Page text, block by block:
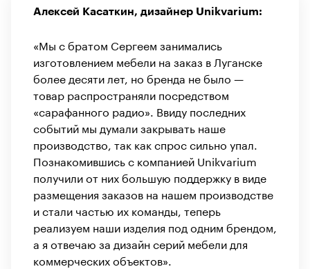
Алексей Касаткин, дизайнер Unikvarium:
«Мы с братом Сергеем занимались
изготовлением мебели на заказ в Луганске
более десяти лет, но бренда не было —
товар распространяли посредством
«сарафанного радио». Ввиду последних
событий мы думали закрывать наше
производство, так как спрос сильно упал.
Познакомившись с компанией Unikvarium
получили от них большую поддержку в виде
размещения заказов на нашем производстве
и стали частью их команды, теперь
реализуем наши изделия под одним брендом,
а я отвечаю за дизайн серий мебели для
коммерческих объектов».